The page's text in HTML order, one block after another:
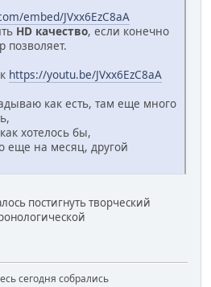
embed/JVxx6EzC8aA
HD качество, если конечно
позволяет.
https://youtu.be/JVxx6EzC8aA
как есть, там еще много
хотелось бы,
еще на месяц, другой
постигнуть творческий
сегодня собрались